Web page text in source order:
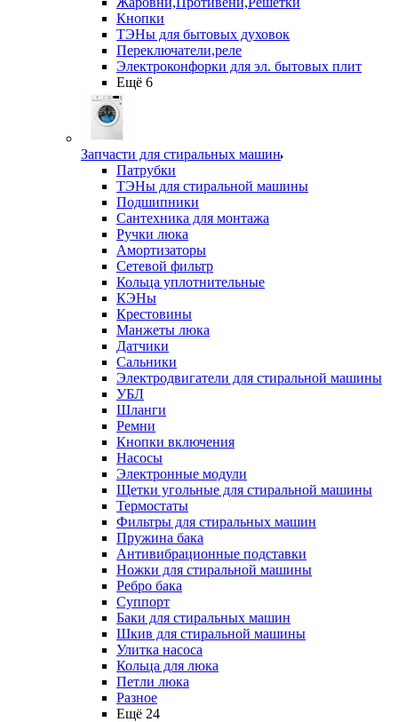
Кнопки
ТЭНы для бытовых духовок
Переключатели,реле
Электроконфорки для эл. бытовых плит
Ещё 6
Запчасти для стиральных машин
Патрубки
ТЭНы для стиральной машины
Подшипники
Сантехника для монтажа
Ручки люка
Амортизаторы
Сетевой фильтр
Кольца уплотнительные
КЭНы
Крестовины
Манжеты люка
Датчики
Сальники
Электродвигатели для стиральной машины
УБЛ
Шланги
Ремни
Кнопки включения
Насосы
Электронные модули
Щетки угольные для стиральной машины
Термостаты
Фильтры для стиральных машин
Пружина бака
Антивибрационные подставки
Ножки для стиральной машины
Ребро бака
Суппорт
Баки для стиральных машин
Шкив для стиральной машины
Улитка насоса
Кольца для люка
Петли люка
Разное
Ещё 24